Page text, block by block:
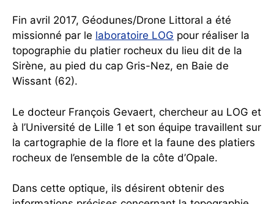
Fin avril 2017, Géodunes/Drone Littoral a été
missionné par le laboratoire LOG pour réaliser la
topographie du platier rocheux du lieu dit de la
Sirène, au pied du cap Gris-Nez, en Baie de
Wissant (62).
Le docteur François Gevaert, chercheur au LOG et
à l’Université de Lille 1 et son équipe travaillent sur
la cartographie de la flore et la faune des platiers
rocheux de l’ensemble de la côte d’Opale.
Dans cette optique, ils désirent obtenir des